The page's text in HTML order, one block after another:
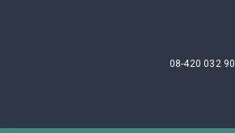
08-420 032 90